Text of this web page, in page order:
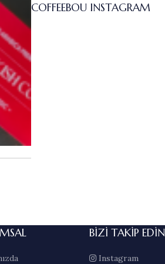
COFFEEBOU INSTAGRAM
BIZI TAKIP EDIN
Instagram